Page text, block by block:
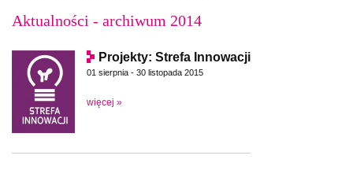
Aktualności - archiwum 2014
Projekty: Strefa Innowacji
01 sierpnia - 30 listopada 2015
więcej »